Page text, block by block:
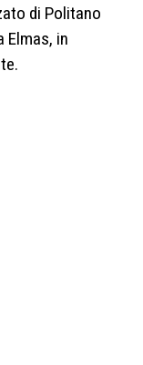
di Politano
Elmas, in